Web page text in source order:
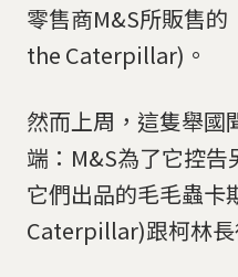
零售商M&S所販售
the Caterpillar)。
然而上周，這隻舉國
端：M&S為了它控
它們出品的毛毛蟲
Caterpillar)跟柯林長